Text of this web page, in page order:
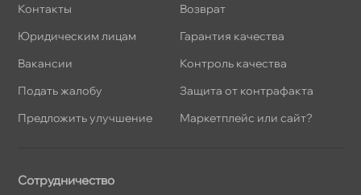
Контакты
Юридическим лицам
акансии
Подать жалобу
Предложить улучшение
озврат
Гарантия качества
Контроль качества
Защита от контрафакта
Маркетплейс или сайт?
Сотрудничество